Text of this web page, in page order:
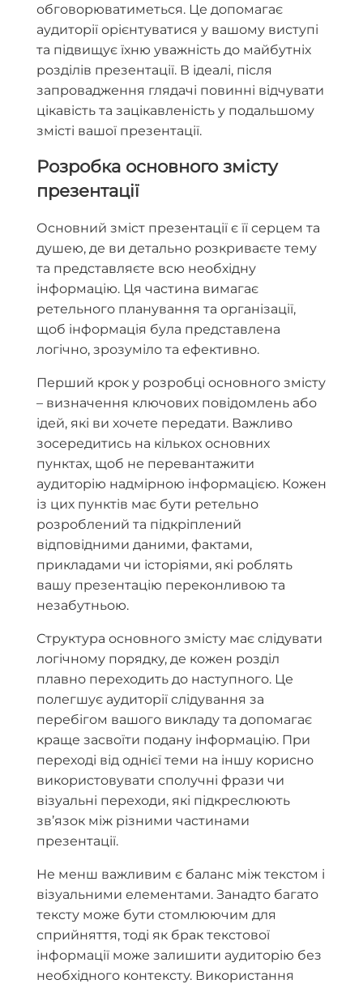
обговорюватиметься. Це допомагає
аудиторії орієнтуватися у вашому виступі
та підвищує їхню уважність до майбутніх
розділів презентації. В ідеалі, після
запровадження глядачі повинні відчувати
цікавість та зацікавленість у подальшому
змісті вашої презентації.
Розробка основного змісту
презентації
Основний зміст презентації є її серцем та
душею, де ви детально розкриваєте тему
та представляєте всю необхідну
інформацію. Ця частина вимагає
ретельного планування та організації,
щоб інформація була представлена
логічно, зрозуміло та ефективно.
Перший крок у розробці основного змісту
– визначення ключових повідомлень або
ідей, які ви хочете передати. Важливо
зосередитись на кількох основних
пунктах, щоб не перевантажити
аудиторію надмірною інформацією. Кожен
із цих пунктів має бути ретельно
розроблений та підкріплений
відповідними даними, фактами,
прикладами чи історіями, які роблять
вашу презентацію переконливою та
незабутньою.
Структура основного змісту має слідувати
логічному порядку, де кожен розділ
плавно переходить до наступного. Це
полегшує аудиторії слідування за
перебігом вашого викладу та допомагає
краще засвоїти подану інформацію. При
переході від однієї теми на іншу корисно
використовувати сполучні фрази чи
візуальні переходи, які підкреслюють
зв’язок між різними частинами
презентації.
Не менш важливим є баланс між текстом і
візуальними елементами. Занадто багато
тексту може бути стомлюючим для
сприйняття, тоді як брак текстової
інформації може залишити аудиторію без
необхідного контексту. Використання